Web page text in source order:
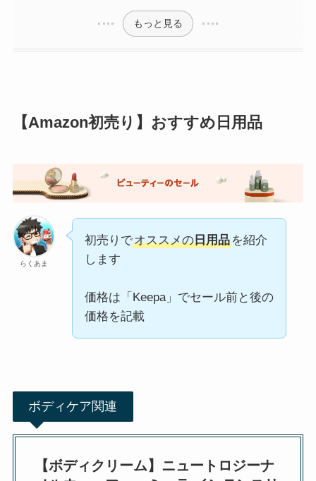
もっと見る
【Amazon初売り】おすすめ日用品
らくあま
初売りでオススメの日用品を紹介
します
価格は「Keepa」でセール前と後の
価格を記載
ボディケア関連
【ボディクリーム】ニュートロジーナ